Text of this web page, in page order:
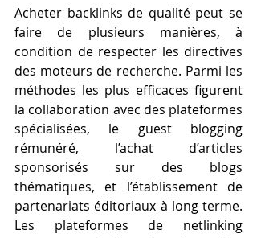
Acheter backlinks de qualité peut se
faire de plusieurs manières, à
condition de respecter les directives
des moteurs de recherche. Parmi les
méthodes les plus efficaces figurent
la collaboration avec des plateformes
spécialisées, le guest blogging
rémunéré, l’achat d’articles
sponsorisés sur des blogs
thématiques, et l’établissement de
partenariats éditoriaux à long terme.
Les plateformes de netlinking